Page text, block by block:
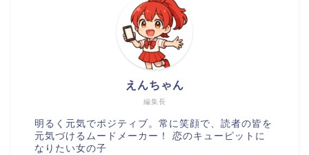
編集長
えんちゃん
明るく元気でポジティブ。常に笑顔で、読者の皆を
元気づけるムードメーカー！ 恋のキューピットに
なりたい女の子